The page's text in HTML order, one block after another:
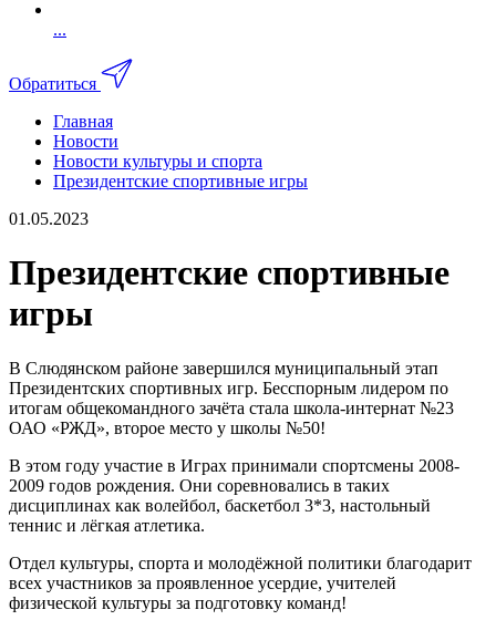
...
Обратиться
Главная
Новости
Новости культуры и спорта
Президентские спортивные игры
01.05.2023
Президентские спортивные
игры
В Слюдянском районе завершился муниципальный этап
Президентских спортивных игр. Бесспорным лидером по
итогам общекомандного зачёта стала школа-интернат №23
ОАО «РЖД», второе место у школы №50!
В этом году участие в Играх принимали спортсмены 2008-
2009 годов рождения. Они соревновались в таких
дисциплинах как волейбол, баскетбол 3*3, настольный
теннис и лёгкая атлетика.
Отдел культуры, спорта и молодёжной политики благодарит
всех участников за проявленное усердие, учителей
физической культуры за подготовку команд!